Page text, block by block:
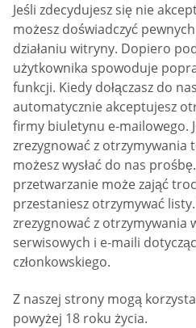
Jeśli zdecydujesz się nie
możesz doświadczyć
działaniu witryny. Dopiero
użytkownika spowoduje
funkcji. Kiedy dołączasz do
automatycznie akceptujesz
firmy biuletynu e-mailowego.
zrezygnować z otrzymywania
możesz wysłać do nas
przetwarzanie może zająć
przestaniesz otrzymywać
zrezygnować z otrzymywania
serwisowych i e-maili
członkowskiego.
Z naszej strony mogą
powyżej 18 roku życia.